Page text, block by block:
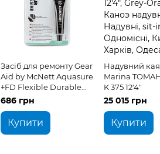
Засіб для ремонту Gear
Aid by McNett Aquasure
+FD Flexible Durable
Adhesive 28g
686 грн
Купити
Надувний
Marina
K 375 12'4"
25 015 грн
Купити